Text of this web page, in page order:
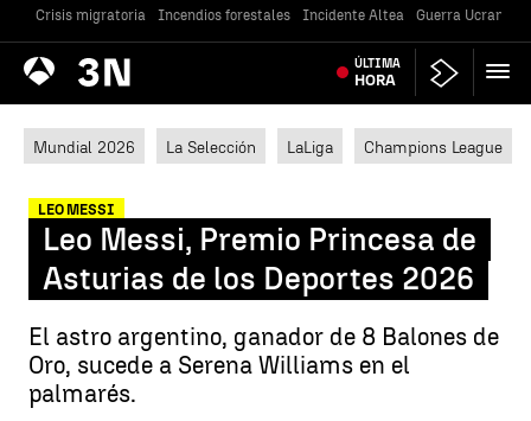
Crisis migratoria Incendios forestales Incidente Altea Guerra Ucrania
Antena
3 Noticias ÚLTIMA
HORA
Mundial 2026 La Selección LaLiga Champions League
LEO MESSI
Leo Messi, Premio Princesa de
Asturias de los Deportes 2026
El astro argentino, ganador de 8 Balones de
Oro, sucede a Serena Williams en el
palmarés.